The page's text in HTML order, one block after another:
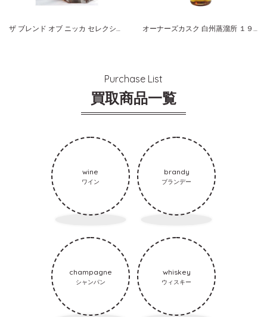
ザ ブレンド オブ ニッカ セレクション オーナーズカスク 白州蒸溜所 １９９５-２０１０ ホグスヘッド サントリーシングルカスクウイスキー
Purchase List
買取商品一覧
wine
ワイン
brandy
ブランデー
champagne
シャンパン
whiskey
ウィスキー